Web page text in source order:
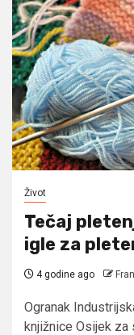
Život
Tečaj
igle za
4 godine ago
Ogranak
knjižnice Osijek